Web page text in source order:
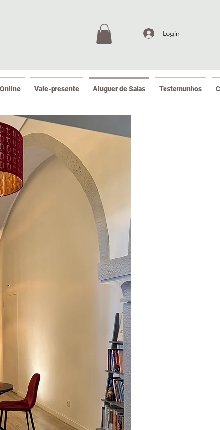
Login
Vale-presente Aluguer de Salas Testemunhos